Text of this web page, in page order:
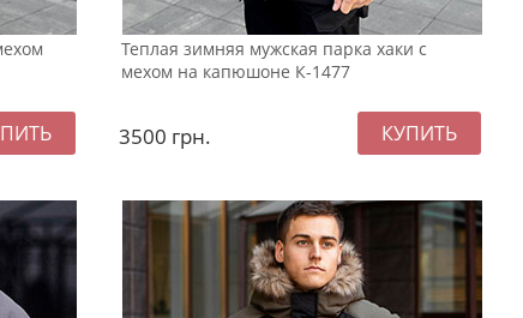
Теплая зимняя мужская парка хаки с
мехом на капюшоне К-1477
3500 грн.